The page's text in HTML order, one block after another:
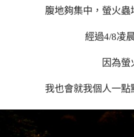
腹地夠集中，螢火
經過4/8凌
因為
我也會就我個人一